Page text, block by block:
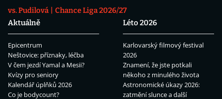
vs. Pudilová
Chance Liga 2026/27
Aktuálně
Epicentrum
Neštovice: příznaky, léčba
V čem jezdí Yamal a Mesii?
Kvízy pro seniory
Kalendář úplňků 2026
Co je bodycount?
Léto 2026
Karlovarský filmový festival
2026
Znamení, že jste potkali
někoho z minulého života
Astronomické úkazy 2026:
zatmění slunce a další